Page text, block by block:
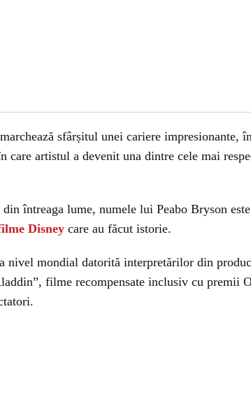
sfârșitul unei cariere impresionante,
care artistul a devenit una dintre cele mai
întreaga lume, numele lui Peabo Bryson
Disney care au făcut istorie.
nivel mondial datorită interpretărilor din
filme recompensate inclusiv cu premii